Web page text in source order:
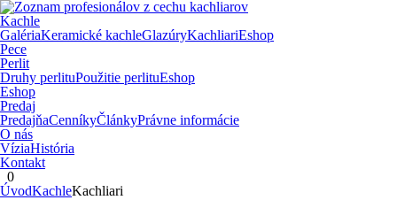
Kachle
GalériaKeramické kachleGlazúryKachliariEshop
Pece
Perlit
Druhy perlituPoužitie perlituEshop
Eshop
Predaj
PredajňaCenníkyČlánkyPrávne informácie
O nás
VíziaHistória
Kontakt
0
ÚvodKachleKachliari